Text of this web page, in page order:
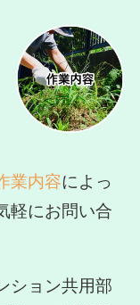
業内容によっ
軽にお問い合
ション共用部